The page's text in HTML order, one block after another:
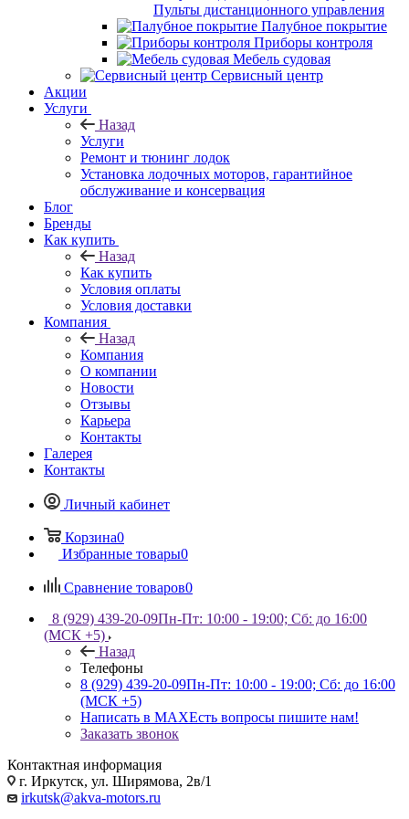
Пульты дистанционного управления
Палубное покрытие
Приборы контроля
Мебель судовая
Сервисный центр
Акции
Услуги
Назад
Услуги
Ремонт и тюнинг лодок
Установка лодочных моторов, гарантийное
обслуживание и консервация
Блог
Бренды
Как купить
Назад
Как купить
Условия оплаты
Условия доставки
Компания
Назад
Компания
О компании
Новости
Отзывы
Карьера
Контакты
Галерея
Контакты
Личный кабинет
Корзина0
Избранные товары0
Сравнение товаров0
8 (929) 439-20-09Пн-Пт: 10:00 - 19:00; Сб: до 16:00
(МСК +5)
Назад
Телефоны
8 (929) 439-20-09Пн-Пт: 10:00 - 19:00; Сб: до 16:00
(МСК +5)
Написать в MAXЕсть вопросы пишите нам!
Заказать звонок
Контактная информация
г. Иркутск, ул. Ширямова, 2в/1
irkutsk@akva-motors.ru